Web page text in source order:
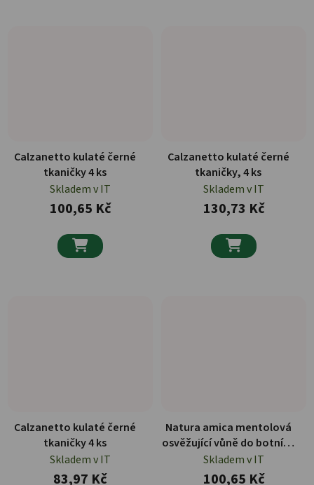
Calzanetto kulaté černé
tkaničky 4 ks
Skladem v IT
100,65 Kč

Calzanetto kulaté černé
tkaničky, 4 ks
Skladem v IT
130,73 Kč

Calzanetto kulaté černé
tkaničky 4 ks
Skladem v IT
83,97 Kč
Natura amica mentolová
osvěžující vůně do botníků
1 ks
Skladem v IT
100,65 Kč